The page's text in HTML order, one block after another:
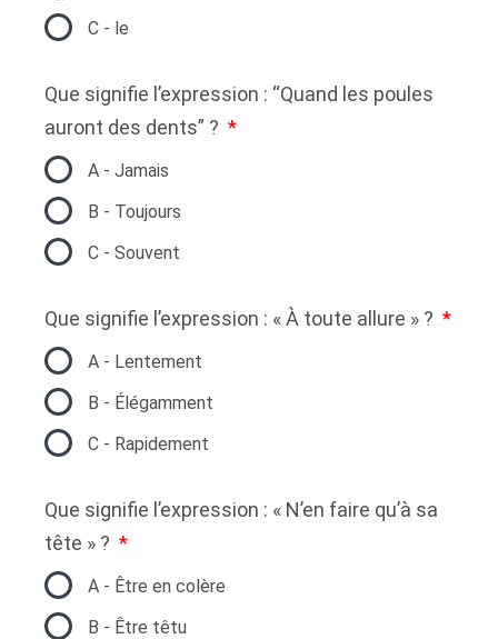
C - le
Que signifie l’expression : “Quand les poules
auront des dents” ?
A - Jamais
B - Toujours
C - Souvent
Que signifie l’expression : « À toute allure » ?
A - Lentement
B - Élégamment
C - Rapidement
Que signifie l’expression : « N’en faire qu’à sa
tête » ?
A - Être en colère
B - Être têtu